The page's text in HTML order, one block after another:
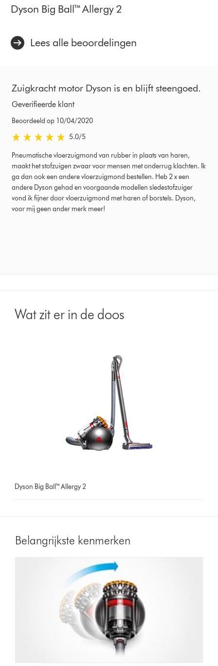
Dyson Big Ball™ Allergy 2
Lees alle beoordelingen
Zuigkracht motor Dyson is en blijft steengoed.
Geverifieerde klant
Beoordeeld op 10/04/2020
5.0 sterren van 5 van Beoordeeld op 10/04/2020 Ratings
5.0/5
Pneumatische vloerzuigmond van rubber in plaats van haren,
maakt het stofzuigen zwaar voor mensen met onderrug klachten. Ik
ga dan ook een andere vloerzuigmond bestellen. Heb 2 x een
andere Dyson gehad en voorgaande modellen sledestofzuiger
vond ik fijner door vloerzuigmond met haren of borstels. Dyson,
voor mij geen ander merk meer!
Wat zit er in de doos
Dyson Big Ball™ Allergy 2
Belangrijkste kenmerken